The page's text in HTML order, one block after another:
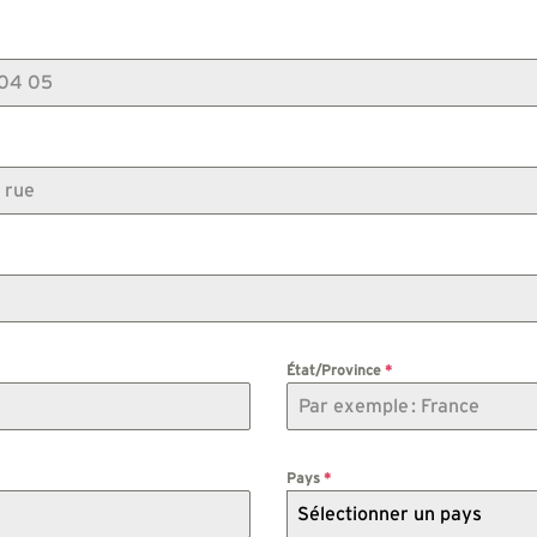
État/Province *
Pays *
Sélectionner un pays